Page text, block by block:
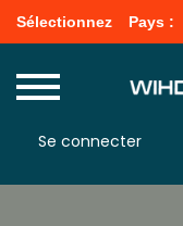
Sélectionnez Pays :
Se connecter